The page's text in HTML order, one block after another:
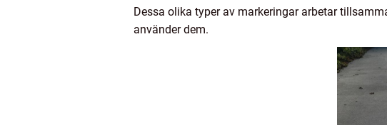
Dessa olika typer av markeringar arbetar
använder dem.